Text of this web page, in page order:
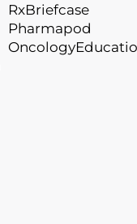
RxBriefcase
Pharmapod